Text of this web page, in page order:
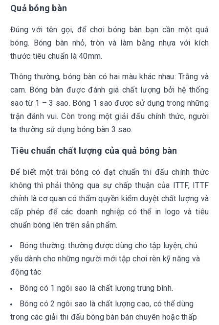
Quả bóng bàn
Đúng với tên gọi, để chơi bóng bàn bạn cần một quả
bóng. Bóng bàn nhỏ, tròn và làm bằng nhựa với kích
thước tiêu chuẩn là 40mm.
Thông thường, bóng bàn có hai màu khác nhau: Trắng và
cam. Bóng bàn được đánh giá chất lượng bởi hệ thống
sao từ 1 – 3 sao. Bóng 1 sao được sử dụng trong những
trận đánh vui. Còn trong một giải đấu chính thức, người
ta thường sử dụng bóng bàn 3 sao.
Tiêu chuẩn chất lượng của quả bóng bàn
Để biết một trái bóng có đạt chuẩn thi đấu chính thức
không thì phải thông qua sự chấp thuận của ITTF, ITTF
chính là cơ quan có thẩm quyền kiểm duyệt chất lượng và
cấp phép để các doanh nghiệp có thể in logo và tiêu
chuẩn bóng lên trên sản phẩm.
Bóng thường: thường được dùng cho tập luyện, chủ
yếu dành cho những người mới tập chơi rèn kỹ năng và
động tác
Bóng có 1 ngôi sao là chất lượng trung bình.
Bóng có 2 ngôi sao là chất lượng cao, có thể dùng
trong các giải thi đấu bóng bàn bán chuyên hoặc thấp